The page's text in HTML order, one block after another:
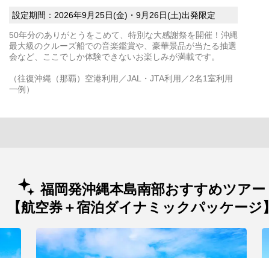
設定期間：2026年9月25日(金)・9月26日(土)出発限定
50年分のありがとうをこめて、特別な大感謝祭を開催！沖縄
最大級のクルーズ船での音楽鑑賞や、豪華景品が当たる抽選
会など、ここでしか体験できないお楽しみが満載です。
（往復沖縄（那覇）空港利用／JAL・JTA利用／2名1室利用
一例）
福岡発沖縄本島南部おすすめツアー
【航空券＋宿泊ダイナミックパッケージ】